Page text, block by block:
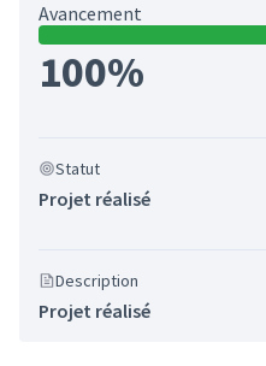
Avancement
100%
Statut
Projet réalisé
Description
Projet réalisé